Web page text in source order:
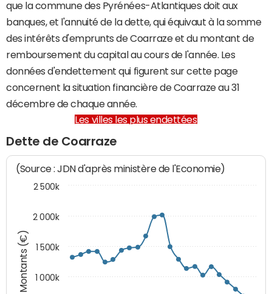
que la commune des Pyrénées-Atlantiques doit aux
banques, et l'annuité de la dette, qui équivaut à la somme
des intérêts d'emprunts de Coarraze et du montant de
remboursement du capital au cours de l'année. Les
données d'endettement qui figurent sur cette page
concernent la situation financière de Coarraze au 31
décembre de chaque année.
Les villes les plus endettées
Dette de Coarraze
Montants (€)
(Source : JDN d'après ministère de l'Economie)
1 000k
1 500k
2 000k
2 500k